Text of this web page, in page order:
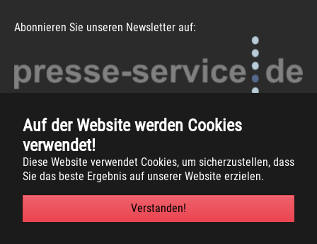
Auf der Website werden Cookies
verwendet!
Diese Website verwendet Cookies, um sicherzustellen, dass
Sie das beste Ergebnis auf unserer Website erzielen.
Verstanden!
Abonnieren Sie unseren Newsletter auf:
Copyright 2026 -Gemeinde Südlohn